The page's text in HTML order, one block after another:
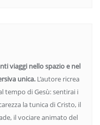
viaggi nello spazio e nel
unica. L’autore ricrea
tempo di Gesù: sentirai i
la tunica di Cristo, il
il vociare animato del